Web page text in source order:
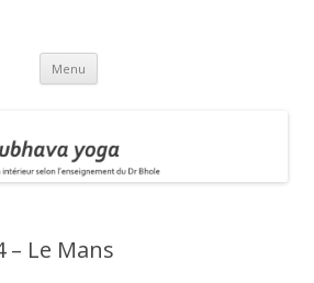
Menu Aller
contenu
– Le Mans